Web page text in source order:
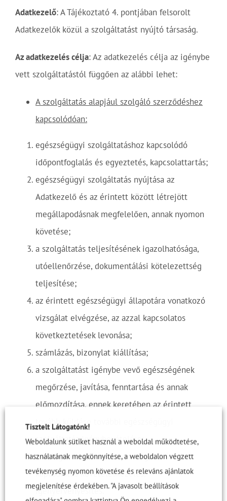
Adatkezelő: A Tájékoztató 4. pontjában felsorolt
Adatkezelők közül a szolgáltatást nyújtó társaság.
Az adatkezelés célja: Az adatkezelés célja az igénybe
vett szolgáltatástól függően az alábbi lehet:
A szolgáltatás alapjául szolgáló szerződéshez
kapcsolódóan:
egészségügyi szolgáltatáshoz kapcsolódó
időpontfoglalás és egyeztetés, kapcsolattartás;
egészségügyi szolgáltatás nyújtása az
Adatkezelő és az érintett között létrejött
megállapodásnak megfelelően, annak nyomon
követése;
a szolgáltatás teljesítésének igazolhatósága,
utóellenőrzése, dokumentálási kötelezettség
teljesítése;
az érintett egészségügyi állapotára vonatkozó
vizsgálat elvégzése, az azzal kapcsolatos
következtetések levonása;
számlázás, bizonylat kiállítása;
a szolgáltatást igénybe vevő egészségének
megőrzése, javítása, fenntartása és annak
előmozdítása, ennek keretében az érintett
tovább küldése további egészségügyi
szolgáltatás igénybevételére;
esetlegesen felmerülő, a szolgáltatással
kapcsolatos követeléskezelés,
igényérvényesítés.
Tisztelt Látogatónk!
Weboldalunk sütiket használ a weboldal működtetése,
használatának megkönnyítése, a weboldalon végzett
tevékenység nyomon követése és releváns ajánlatok
megjelenítése érdekében. "A javasolt beállítások